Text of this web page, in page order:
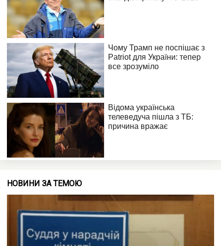
НОВИНИ ЗА ТЕМОЮ